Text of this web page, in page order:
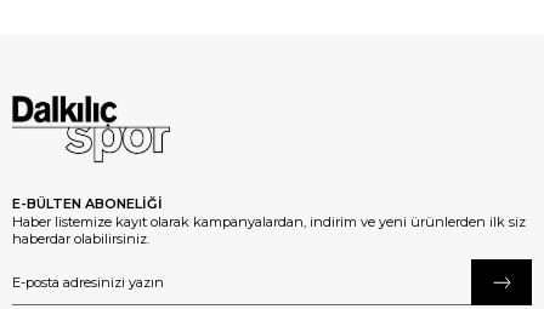
E-BÜLTEN ABONELİĞİ
Haber listemize kayıt olarak kampanyalardan, indirim ve yeni ürünlerden ilk siz
haberdar olabilirsiniz.